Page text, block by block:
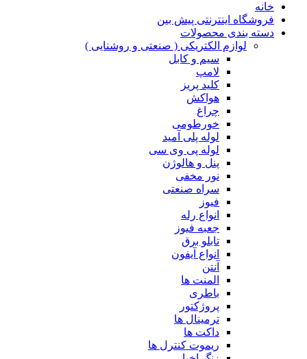
خانه
فروشگاه اینترنتی پیش بین
دسته بندی محصولات
لوازم الکتریکی ( صنعتی و روشنایی )
سیم و کابل
لامپ
کلید پریز
هواکش
چراغ
خورطومی
لوله پلی آمید
لوله پی وی سی
پنل و هالوژن
نور مخفی
سراه صنعتی
فیوز
انواع رله
جعبه فیوز
تابلو برق
انواع آیفون
آنتن
المنت ها
باطری
پروژکتور
ترمینال ها
داکت ها
ریموت کنترل ها